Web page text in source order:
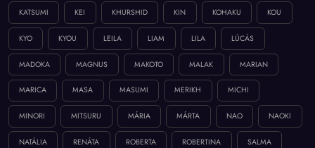
KATSUMI KEI KHURSHID KIN KOHAKU KOU
KYO KYOU LEILA LIAM LILA LÚCÁS
MADOKA MAGNUS MAKOTO MALAK MARIAN
MARICA MASA MASUMI MERIKH MICHI
MINORI MITSURU MÁRIA MÁRTA NAO NAOKI
NATÁLIA RENÁTA ROBERTA ROBERTINA SALMA